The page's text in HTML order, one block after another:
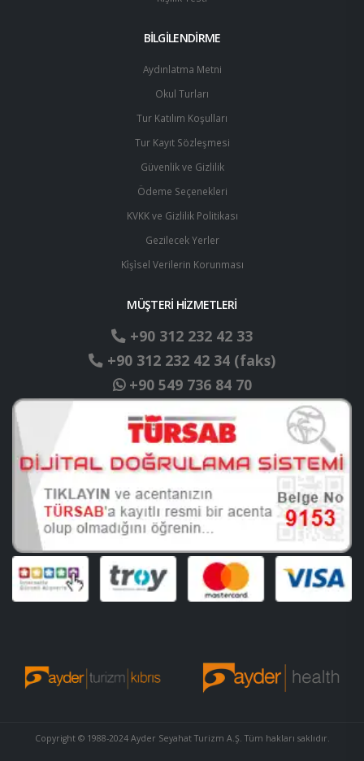
BİLGİLENDİRME
Aydınlatma Metni
Okul Turları
Tur Katılım Koşulları
Tur Kayıt Sözleşmesi
Güvenlik ve Gizlilik
Ödeme Seçenekleri
KVKK ve Gizlilik Politikası
Gezilecek Yerler
Ki̇şi̇sel Verilerin Korunması
MÜŞTERİ HİZMETLERİ
+90 312 232 42 33
+90 312 232 42 34 (faks)
+90 549 736 84 70
Copyright © 1988-2024 Ayder Seyahat Turizm A.Ş. Tüm hakları saklıdır.